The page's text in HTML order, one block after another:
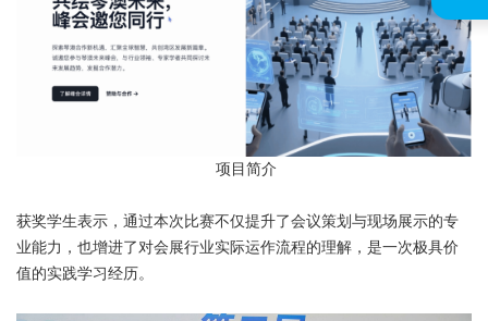
项目简介
获奖学生表示，通过本次比赛不仅提升了会议策划与现场展示的专
业能力，也增进了对会展行业实际运作流程的理解，是一次极具价
值的实践学习经历。